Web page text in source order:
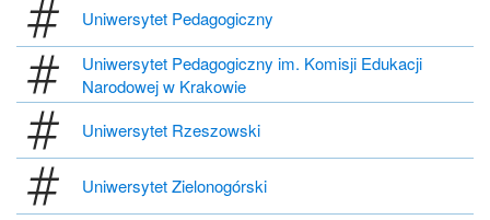
Uniwersytet Pedagogiczny
Uniwersytet Pedagogiczny im. Komisji Edukacji
Narodowej w Krakowie
Uniwersytet Rzeszowski
Uniwersytet Zielonogórski